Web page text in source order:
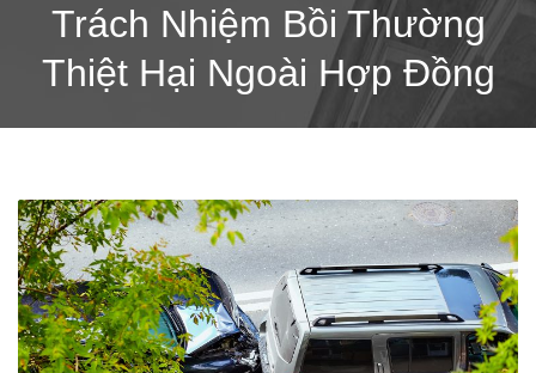
Trách Nhiệm Bồi Thường
Thiệt Hại Ngoài Hợp Đồng